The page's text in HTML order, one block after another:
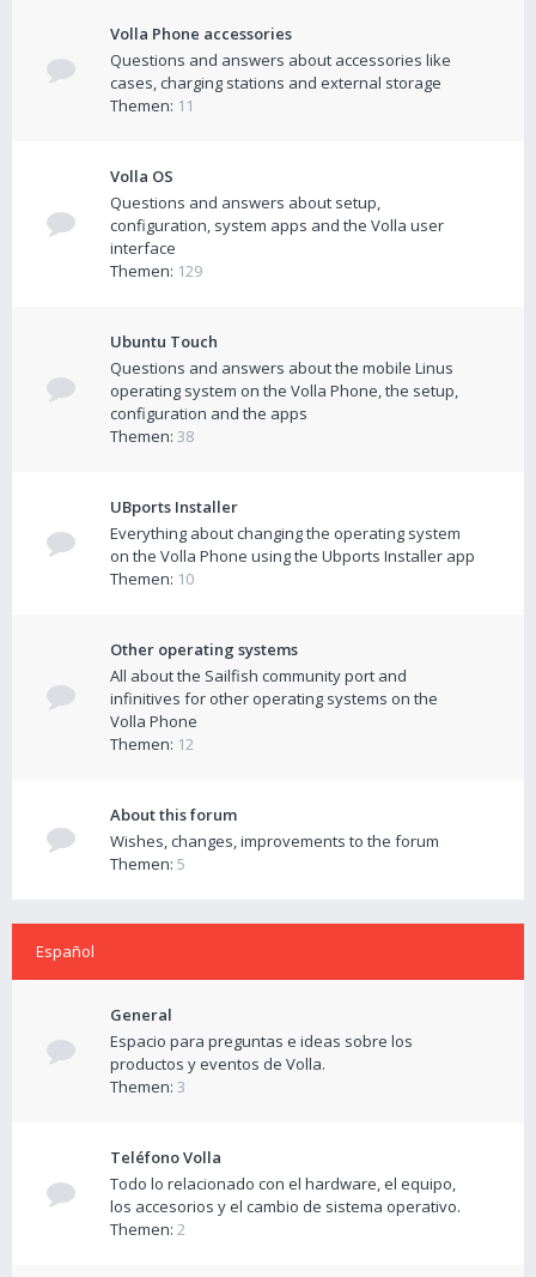
Volla Phone accessories
Questions and answers about accessories like
cases, charging stations and external storage
Themen: 11
Volla OS
Questions and answers about setup,
configuration, system apps and the Volla user
interface
Themen: 129
Ubuntu Touch
Questions and answers about the mobile Linus
operating system on the Volla Phone, the setup,
configuration and the apps
Themen: 38
UBports Installer
Everything about changing the operating system
on the Volla Phone using the Ubports Installer app
Themen: 10
Other operating systems
All about the Sailfish community port and
infinitives for other operating systems on the
Volla Phone
Themen: 12
About this forum
Wishes, changes, improvements to the forum
Themen: 5
Español
General
Espacio para preguntas e ideas sobre los
productos y eventos de Volla.
Themen: 3
Teléfono Volla
Todo lo relacionado con el hardware, el equipo,
los accesorios y el cambio de sistema operativo.
Themen: 2